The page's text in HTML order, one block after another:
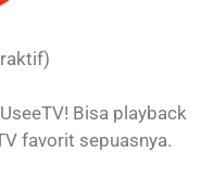
Bisa playback
favorit sepuasnya.